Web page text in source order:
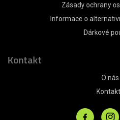
Zásady ochrany
Informace o
Dárkové
Kontakt
O nás